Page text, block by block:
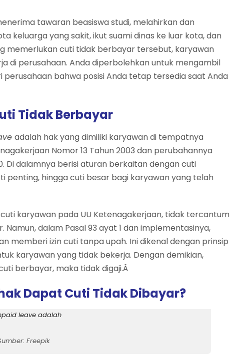
tawaran beasiswa studi, melahirkan dan
keluarga yang sakit, ikut suami dinas ke luar kota, dan
memerlukan cuti tidak berbayar tersebut, karyawan
di perusahaan. Anda diperbolehkan untuk mengambil
bahwa posisi Anda tetap tersedia saat Anda
Tidak Berbayar
adalah hak yang dimiliki karyawan di tempatnya
Nomor 13 Tahun 2003 dan perubahannya
Di dalamnya berisi aturan berkaitan dengan cuti
penting, hingga cuti besar bagi karyawan yang telah
karyawan pada UU Ketenagakerjaan, tidak tercantum
dalam Pasal 93 ayat 1 dan implementasinya,
memberi izin cuti tanpa upah. Ini dikenal dengan prinsip
karyawan yang tidak bekerja. Dengan demikian,
berbayar, maka tidak digaji.Â
Dapat Cuti Tidak Dibayar?
Freepik